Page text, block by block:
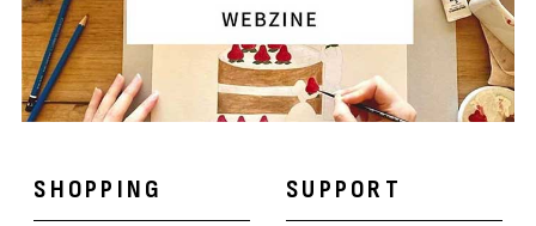
SHOPPING SUPPORT